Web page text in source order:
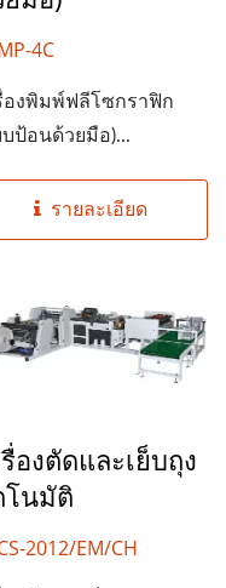
4C
องพิมพ์ฟลีโซกราฟิก
ป้อนด้วยมือ)...
รายละเอียด
องตัดและเย็บถุง
โนมัติ
2012/EM/CH